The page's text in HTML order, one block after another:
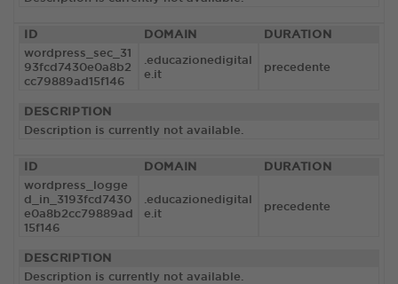
ID DOMAIN
DURATION
wordpress_sec_31
93fcd7430e0a8b2
cc79889ad15f146
.educazionedigital
e.it
precedente
DESCRIPTION
Description is currently not available.
ID DOMAIN
DURATION
wordpress_logge
d_in_3193fcd7430
e0a8b2cc79889ad
15f146
.educazionedigital
e.it
precedente
DESCRIPTION
Description is currently not available.